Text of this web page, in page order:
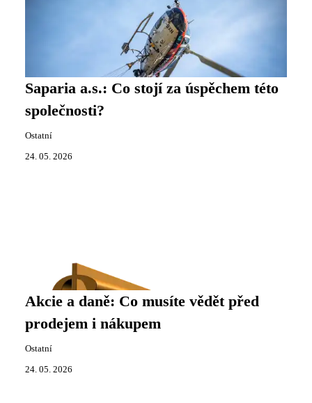
Saparia a.s.: Co stojí za úspěchem této
společnosti?
Ostatní
24. 05. 2026
Akcie a daně: Co musíte vědět před
prodejem i nákupem
Ostatní
24. 05. 2026